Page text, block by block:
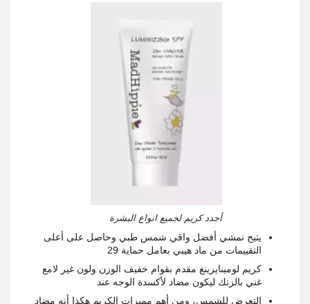
أجدد كريم لجميع انواع البشرة
يتيح نمشي أفضل واقي شمس طبي وحاصل على أعلى
التقييمات من ماد هيبي بعامل حماية 29
كريم لومينايزينغ مقدم بقوام خفيف الوزن ولون غير لامع
غني بالزنك ليكون مضاد لأكسدة الوجه عند
التعرض للشمس، ومن أهم مميزات الكريم هكذا أنه مضاد